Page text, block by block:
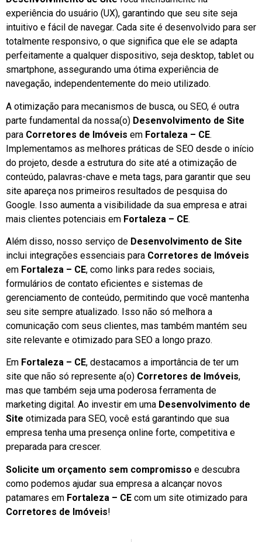
experiência do usuário (UX), garantindo que seu site seja
intuitivo e fácil de navegar. Cada site é desenvolvido para ser
totalmente responsivo, o que significa que ele se adapta
perfeitamente a qualquer dispositivo, seja desktop, tablet ou
smartphone, assegurando uma ótima experiência de
navegação, independentemente do meio utilizado.
A otimização para mecanismos de busca, ou SEO, é outra
parte fundamental da nossa(o) Desenvolvimento de Site
para Corretores de Imóveis em Fortaleza – CE.
Implementamos as melhores práticas de SEO desde o início
do projeto, desde a estrutura do site até a otimização de
conteúdo, palavras-chave e meta tags, para garantir que seu
site apareça nos primeiros resultados de pesquisa do
Google. Isso aumenta a visibilidade da sua empresa e atrai
mais clientes potenciais em Fortaleza – CE.
Além disso, nosso serviço de Desenvolvimento de Site
inclui integrações essenciais para Corretores de Imóveis
em Fortaleza – CE, como links para redes sociais,
formulários de contato eficientes e sistemas de
gerenciamento de conteúdo, permitindo que você mantenha
seu site sempre atualizado. Isso não só melhora a
comunicação com seus clientes, mas também mantém seu
site relevante e otimizado para SEO a longo prazo.
Em Fortaleza – CE, destacamos a importância de ter um
site que não só represente a(o) Corretores de Imóveis,
mas que também seja uma poderosa ferramenta de
marketing digital. Ao investir em uma Desenvolvimento de
Site otimizada para SEO, você está garantindo que sua
empresa tenha uma presença online forte, competitiva e
preparada para crescer.
Solicite um orçamento sem compromisso e descubra
como podemos ajudar sua empresa a alcançar novos
patamares em Fortaleza – CE com um site otimizado para
Corretores de Imóveis!